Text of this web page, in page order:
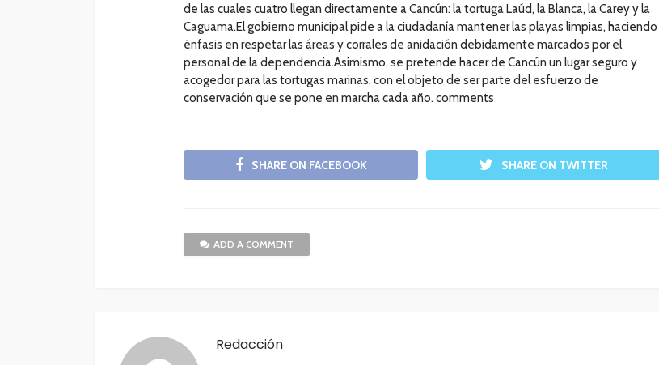
de las cuales cuatro llegan directamente a Cancún: la tortuga Laúd, la Blanca, la Carey y la
Caguama.El gobierno municipal pide a la ciudadanía mantener las playas limpias, haciendo
énfasis en respetar las áreas y corrales de anidación debidamente marcados por el
personal de la dependencia.Asimismo, se pretende hacer de Cancún un lugar seguro y
acogedor para las tortugas marinas, con el objeto de ser parte del esfuerzo de
conservación que se pone en marcha cada año. comments
SHARE ON FACEBOOK SHARE ON TWITTER
ADD A COMMENT
Redacción